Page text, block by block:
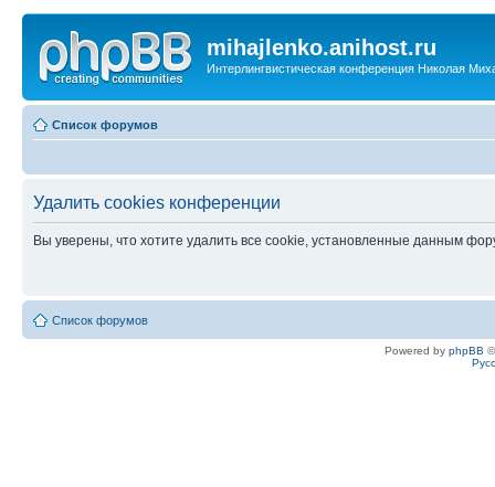
mihajlenko.anihost.ru
Интерлингвистическая конференция Николая
Список форумов
Удалить cookies конференции
Вы уверены, что хотите удалить все cookie, установленные данным
Список форумов
Powered by phpBB